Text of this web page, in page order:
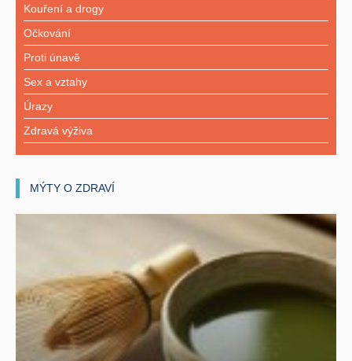
Kouření a drogy
Očkování
Proti únavě
Sex a vztahy
Úrazy
Zdravá výživa
MÝTY O ZDRAVÍ